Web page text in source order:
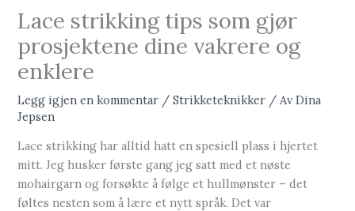
Lace strikking tips som gjør
prosjektene dine vakrere og
enklere
Legg igjen en kommentar /Strikketeknikker / Av Dina
Jepsen
Lace strikking har alltid hatt en spesiell plass i hjertet
mitt. Jeg husker første gang jeg satt med et nøste
mohairgarn og forsøkte å følge et hullmønster – det
føltes nesten som å lære et nytt språk. Det var